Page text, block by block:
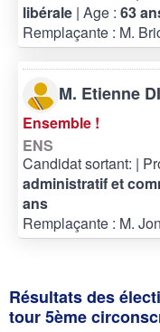
libérale | Age : 63
Remplaçante : M.
M. Etienne
Ensemble !
ENS
Candidat sortant: |
administratif et
ans
Remplaçante : M.
Résultats des
tour 5ème